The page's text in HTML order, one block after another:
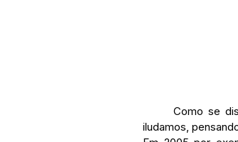
	Como se disse antes, trata-se de um tema especialmente actual. Mas não nos
iludamos,